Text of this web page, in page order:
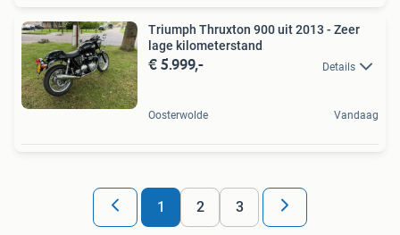
Triumph Thruxton 900 uit 2013 - Zeer
lage kilometerstand
€ 5.999,- Details
Oosterwolde Vandaag
1 2 3